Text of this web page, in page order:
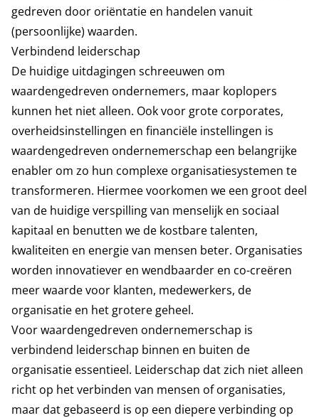
gedreven door oriëntatie en handelen vanuit
(persoonlijke) waarden.
Verbindend leiderschap
De huidige uitdagingen schreeuwen om
waardengedreven ondernemers, maar koplopers
kunnen het niet alleen. Ook voor grote corporates,
overheidsinstellingen en financiële instellingen is
waardengedreven ondernemerschap een belangrijke
enabler om zo hun complexe organisatiesystemen te
transformeren. Hiermee voorkomen we een groot deel
van de huidige verspilling van menselijk en sociaal
kapitaal en benutten we de kostbare talenten,
kwaliteiten en energie van mensen beter. Organisaties
worden innovatiever en wendbaarder en co-creëren
meer waarde voor klanten, medewerkers, de
organisatie en het grotere geheel.
Voor waardengedreven ondernemerschap is
verbindend leiderschap binnen en buiten de
organisatie essentieel. Leiderschap dat zich niet alleen
richt op het verbinden van mensen of organisaties,
maar dat gebaseerd is op een diepere verbinding op